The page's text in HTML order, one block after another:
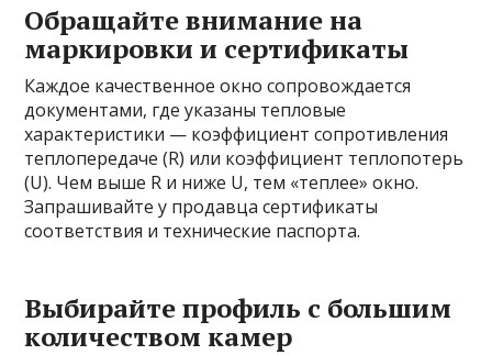
Обращайте внимание на
маркировки и сертификаты
Каждое качественное окно сопровождается
документами, где указаны тепловые
характеристики — коэффициент сопротивления
теплопередаче (R) или коэффициент теплопотерь
(U). Чем выше R и ниже U, тем «теплее» окно.
Запрашивайте у продавца сертификаты
соответствия и технические паспорта.
Выбирайте профиль с большим
количеством камер